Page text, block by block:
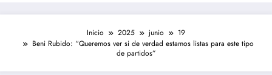
Inicio 2025 junio
19
Beni Rubido: “Queremos ver si de verdad estamos listas para este tipo
de partidos”